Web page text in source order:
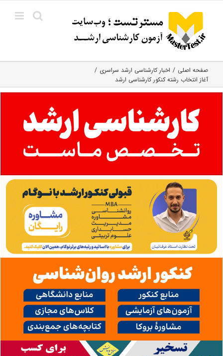
content
صفحه اصلی
اخبار کارشناسی ارشد سراسری
آغاز انتخاب رشته کنکور کارشناسی ارشد